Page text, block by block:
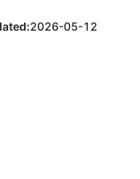
2026-05-12